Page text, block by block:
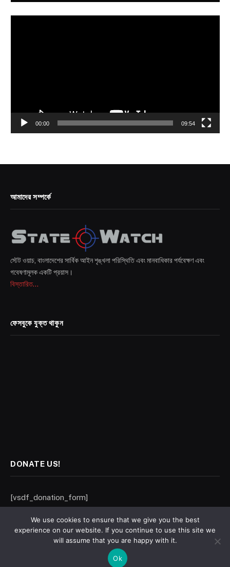
00:00 09:54
আমাদের সম্পর্কে
স্টেট ওয়াচ, বাংলাদেশের সার্বিক আইন শৃঙ্খলা পরিস্থিতি এবং মানবাধিকার পর্যবেক্ষণ এবং
গবেষণামূলক একটি প্রয়াস।
বিস্তারিত...
ফেসবুকে যুক্ত থাকুন
DONATE US!
[vsdf_donation_form]
statewatch.net (Karigor Media Network), Hamburg, Germany. Email:
We use cookies to ensure that we give you the best
experience on our website. If you continue to use this site we
will assume that you are happy with it.
Ok